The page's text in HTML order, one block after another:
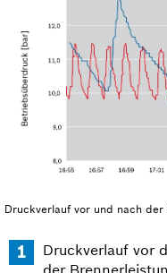
Druckverlauf vor und nach
Druckverlauf vor